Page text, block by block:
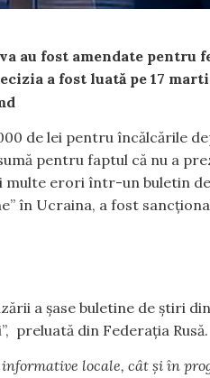
au fost amendate pentru
a fost luată pe 17
de lei pentru încălcările
pentru faptul că nu a
erori într-un buletin
în Ucraina, a fost
a șase buletine de știri
preluată din Federația Rusă.
locale, cât și în